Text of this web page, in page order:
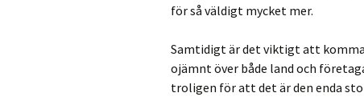
för så väldigt mycket mer.
Samtidigt är det viktigt att
ojämnt över både land och
troligen för att det är den enda